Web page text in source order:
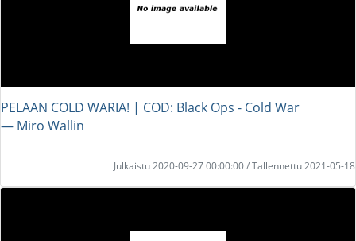
PELAAN COLD WARIA! | COD: Black Ops - Cold War
― Miro Wallin
Julkaistu 2020-09-27 00:00:00 / Tallennettu 2021-05-18